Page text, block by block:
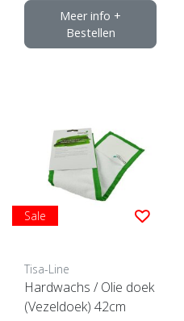
Meer info +
Bestellen
Sale
Tisa-Line
Hardwachs / Olie doek
(Vezeldoek) 42cm